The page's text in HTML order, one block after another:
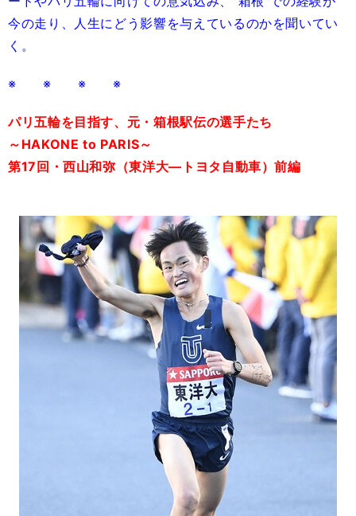
今の走り、人生にどう影響を与えているのかを聞いてい
く。
※ ※ ※ ※
パリ五輪を目指す、元・箱根駅伝の選手たち
～HAKONE to PARIS～
第17回・西山和弥（東洋大―トヨタ自動車）前編